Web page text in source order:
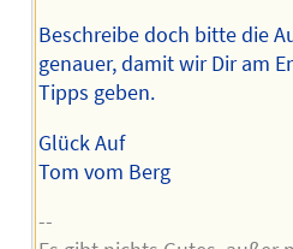
Beschreibe doch bitte die
genauer, damit wir Dir am
Tipps geben.
Glück Auf
Tom vom Berg
--